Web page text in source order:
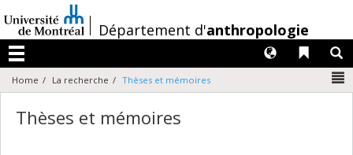
au
contenu
/Département d'anthropologie
Menu
Liens
Langues
Home La recherche Thèses et mémoires
Thèses et mémoires